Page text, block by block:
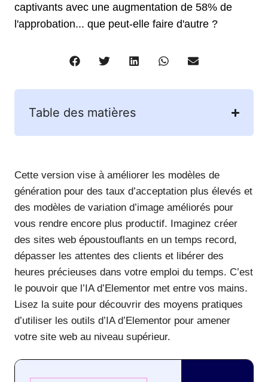
captivants avec une augmentation de 58% de
l'approbation... que peut-elle faire d'autre ?
Table des matières
Cette version vise à améliorer les modèles de
génération pour des taux d’acceptation plus élevés et
des modèles de variation d’image améliorés pour
vous rendre encore plus productif. Imaginez créer
des sites web époustouflants en un temps record,
dépasser les attentes des clients et libérer des
heures précieuses dans votre emploi du temps. C’est
le pouvoir que l’IA d’Elementor met entre vos mains.
Lisez la suite pour découvrir des moyens pratiques
d’utiliser les outils d’IA d’Elementor pour amener
votre site web au niveau supérieur.